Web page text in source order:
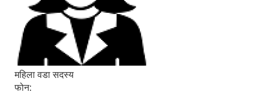
महिला वडा सदस्य
फोन: